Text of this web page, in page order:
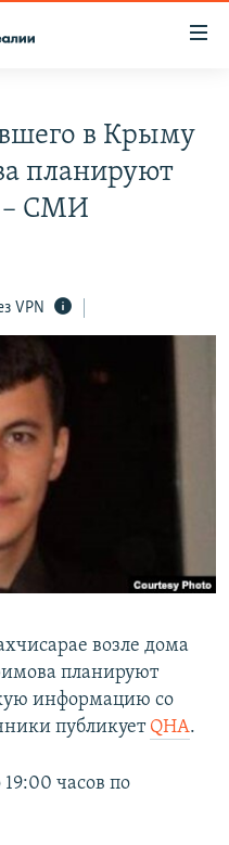
СОПРОТИВЛЕНИЯ
в Крыму
планируют
– СМИ
VPN
возле дома
планируют
информацию со
публикует QHA.
часов по